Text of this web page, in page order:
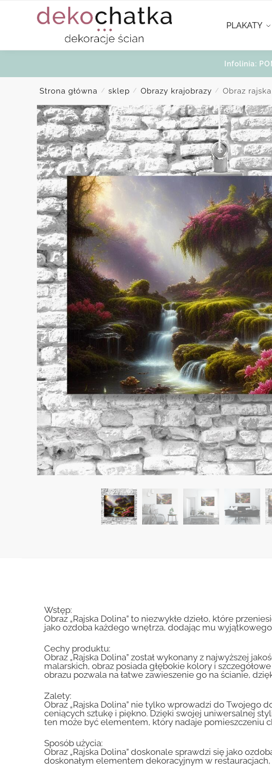
PLAKATY
Infolinia:
Strona główna / sklep / Obrazy krajobrazy / Obraz
Wstęp:
Obraz „Rajska Dolina” to niezwykłe dzieło, które
jako ozdoba każdego wnętrza, dodając mu
Cechy produktu:
Obraz „Rajska Dolina” został wykonany z najwyższej
malarskich, obraz posiada głębokie kolory i
obrazu pozwala na łatwe zawieszenie go na ścianie,
Zalety:
Obraz „Rajska Dolina” nie tylko wprowadzi do Twojego
ceniących sztukę i piękno. Dzięki swojej uniwersalnej
ten może być elementem, który nadaje pomieszczeniu
Sposób użycia:
Obraz „Rajska Dolina” doskonale sprawdzi się jako
doskonałym elementem dekoracyjnym w